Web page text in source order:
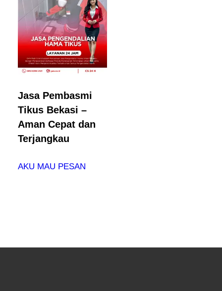
Jasa Pembasmi
Tikus Bekasi –
Aman Cepat dan
Terjangkau
AKU MAU PESAN